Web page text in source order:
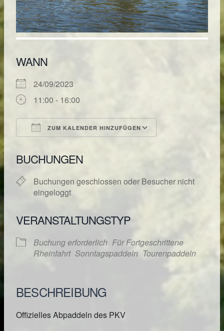
WANN
24/09/2023
11:00 - 16:00
ZUM KALENDER HINZUFÜGEN
Google
BUCHUNGEN
Buchungen geschlossen oder Besucher nicht
eingeloggt
VERANSTALTUNGSTYP
Buchung erforderlich Für Fortgeschrittene
Rheinfahrt Sonntagspaddeln Tourenpaddeln
BESCHREIBUNG
Offizielles Abpaddeln des PKV